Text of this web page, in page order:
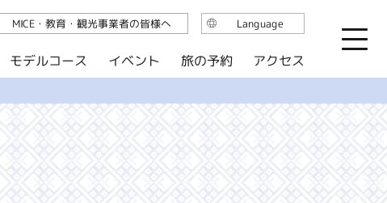
モデルコース イベント 旅の予約 アクセス
MICE・教育・観光事業者の皆様へ Language
English
简体中文
한국어